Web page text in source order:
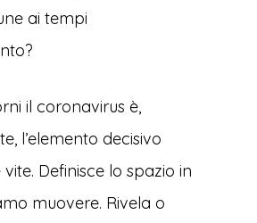
ai tempi
il coronavirus è,
l’elemento decisivo
Definisce lo spazio in
muovere. Rivela o